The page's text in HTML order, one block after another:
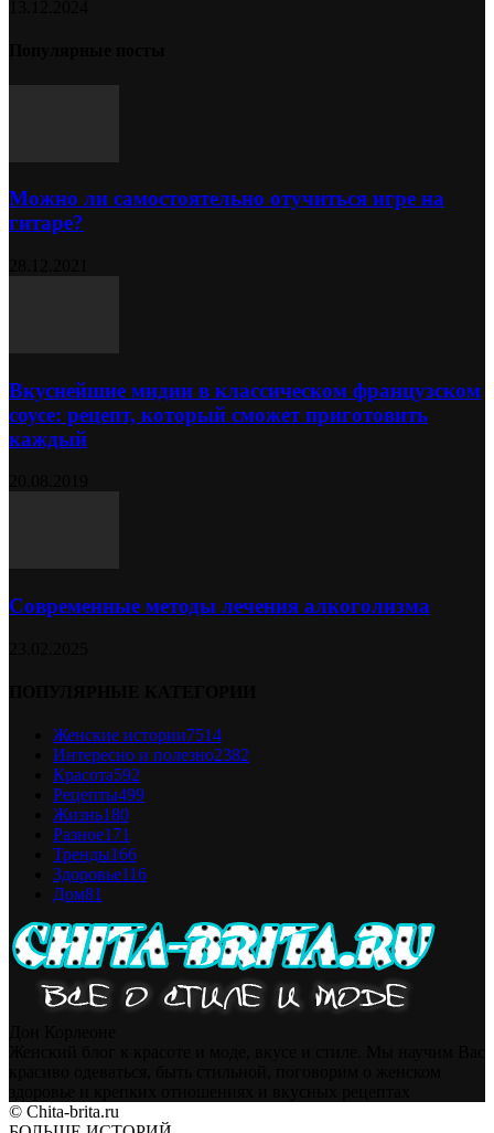
Можно ли самостоятельно отучиться игре на
гитаре?
Вкуснейшие мидии в классическом французском
соусе: рецепт, который сможет приготовить
каждый
Современные методы лечения алкоголизма
Женские истории7514
Интересно и полезно2382
Красота592
Рецепты499
Жизнь180
Разное171
Тренды166
Здоровье116
Дом81
© Chita-brita.ru